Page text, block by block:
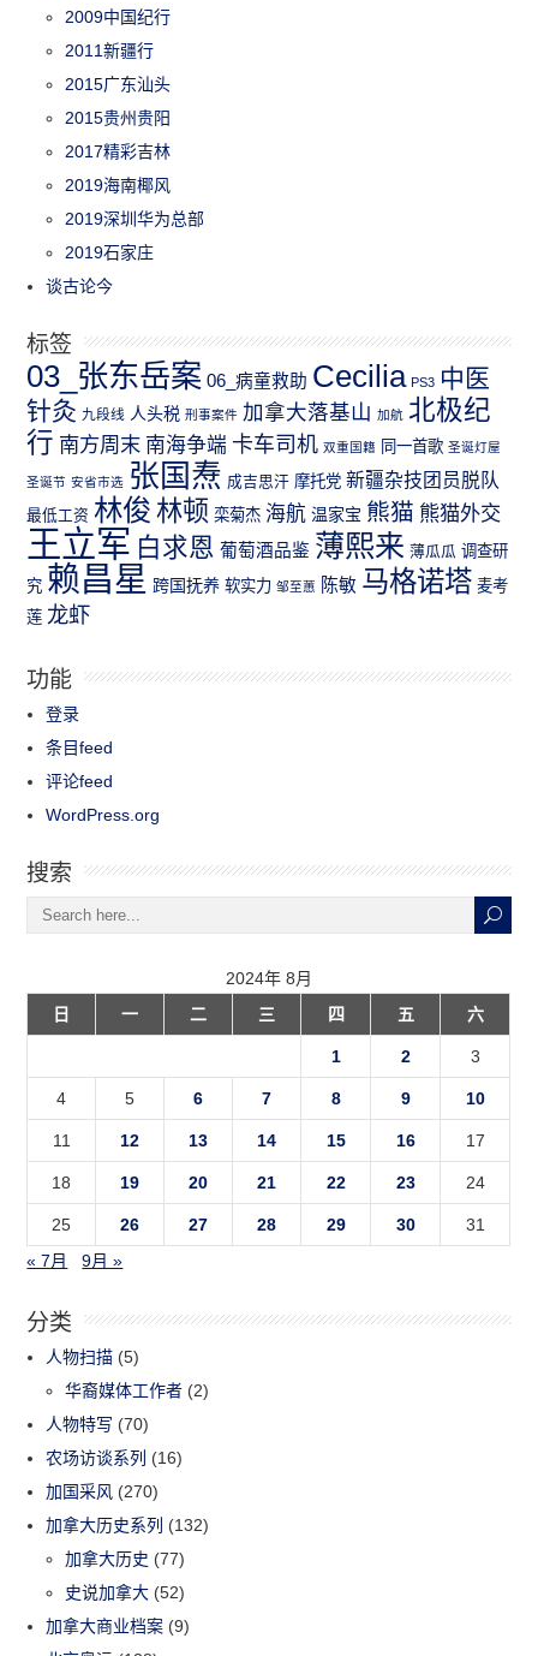
2009中国纪行
2011新疆行
2015广东汕头
2015贵州贵阳
2017精彩吉林
2019海南椰风
2019深圳华为总部
2019石家庄
谈古论今
标签
03_张东岳案 06_病童救助 Cecilia PS3 中医
针灸 九段线 人头税 刑事案件 加拿大落基山 加航 北极纪
行 南方周末 南海争端 卡车司机 双重国籍 同一首歌 圣诞灯屋
圣诞节 安省市选 张国焘 成吉思汗 摩托党 新疆杂技团员脱队
最低工资 林俊 林顿 栾菊杰 海航 温家宝 熊猫 熊猫外交
王立军 白求恩 葡萄酒品鉴 薄熙来 薄瓜瓜 调查研
究 赖昌星 跨国抚养 软实力 邹至蕙 陈敏 马格诺塔 麦考
莲 龙虾
功能
登录
条目feed
评论feed
WordPress.org
搜索
2024年 8月
日
一 二 三 四 五 六
1 2 3
4 5 6 7 8 9 10
11 12 13 14 15 16 17
18 19 20 21 22 23 24
25 26 27 28 29 30
31
« 7月
9月 »
分类
人物扫描 (5)
华裔媒体工作者 (2)
人物特写 (70)
农场访谈系列 (16)
加国采风 (270)
加拿大历史系列 (132)
加拿大历史 (77)
史说加拿大 (52)
加拿大商业档案 (9)